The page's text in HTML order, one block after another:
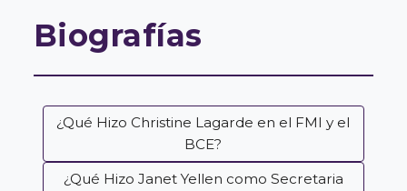
Biografías
¿Qué Hizo Christine Lagarde en el FMI y el
BCE?
¿Qué Hizo Janet Yellen como Secretaria